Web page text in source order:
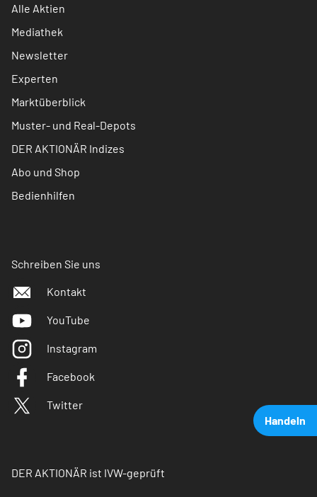
Handeln
Alle Aktien
Mediathek
Newsletter
Experten
Marktüberblick
Muster- und Real-Depots
DER AKTIONÄR Indizes
Abo und Shop
Bedienhilfen
Schreiben Sie uns
Kontakt
YouTube
Instagram
Facebook
Twitter
DER AKTIONÄR ist IVW-geprüft